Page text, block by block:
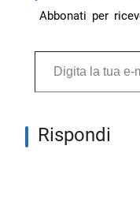
Abbonati per
Digita la tua e-mail...
Rispondi